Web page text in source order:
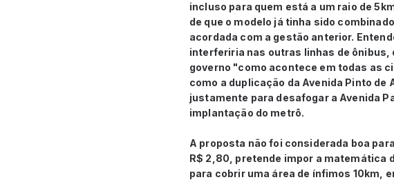
incluso para quem está a um raio de
de que o modelo já tinha sido
acordada com a gestão anterior.
interferiria nas outras linhas de ônibus,
governo "como acontece em todas as
como a duplicação da Avenida Pinto de
justamente para desafogar a Avenida
implantação do metrô.
A proposta não foi considerada boa
R$ 2,80, pretende impor a matemática
para cobrir uma área de ínfimos 10km,